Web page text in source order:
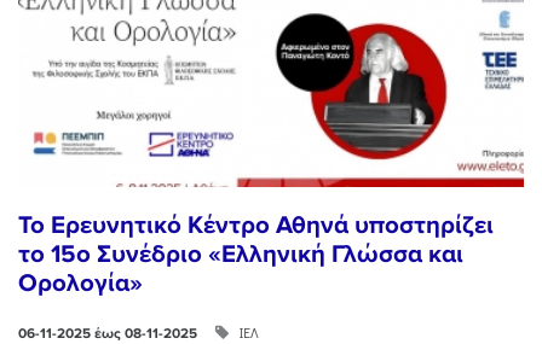
Το Ερευνητικό Κέντρο Αθηνά υποστηρίζει
το 15ο Συνέδριο «Ελληνική Γλώσσα και
Ορολογία»
06-11-2025 έως 08-11-2025 ΙΕΛ